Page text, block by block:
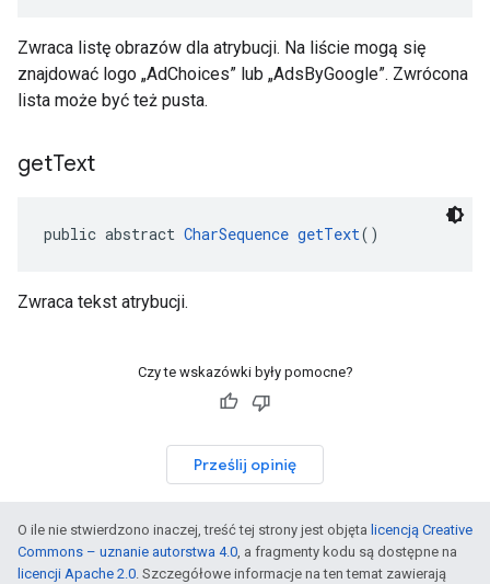
Zwraca listę obrazów dla atrybucji. Na liście mogą się
znajdować logo „AdChoices” lub „AdsByGoogle”. Zwrócona
lista może być też pusta.
getText
public abstract CharSequence getText()
Zwraca tekst atrybucji.
Czy te wskazówki były pomocne?
Prześlij opinię
O ile nie stwierdzono inaczej, treść tej strony jest objęta licencją Creative
Commons – uznanie autorstwa 4.0, a fragmenty kodu są dostępne na
licencji Apache 2.0. Szczegółowe informacje na ten temat zawierają